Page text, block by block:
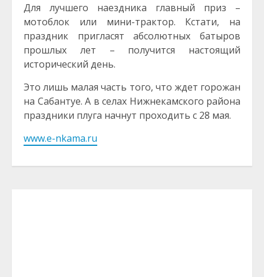
Для лучшего наездника главный приз –
мотоблок или мини-трактор. Кстати, на
праздник пригласят абсолютных батыров
прошлых лет – получится настоящий
исторический день.
Это лишь малая часть того, что ждет горожан
на Сабантуе. А в селах Нижнекамского района
праздники плуга начнут проходить с 28 мая.
www.e-nkama.ru